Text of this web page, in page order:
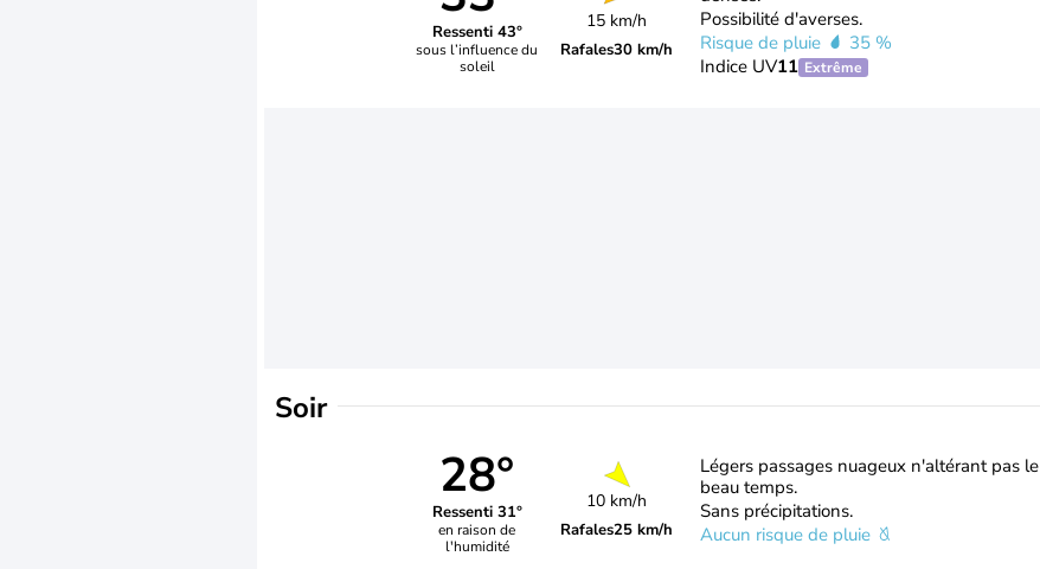
Ressenti 43°
sous l’influence du
soleil
15 km/h
Rafales30 km/h
Possibilité d'averses.
Risque de pluie
35 %
Indice UV11 Extrême
Soir
28°
Ressenti 31°
en raison de
l'humidité
10 km/h
Rafales25 km/h
Légers passages nuageux n'altérant pas le
beau temps.
Sans précipitations.
Aucun risque de pluie